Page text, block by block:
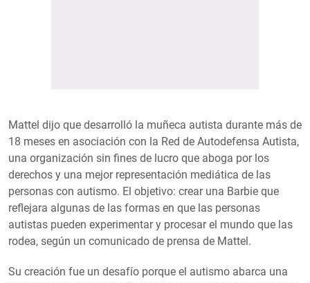
Mattel dijo que desarrolló la muñeca autista durante más de
18 meses en asociación con la Red de Autodefensa Autista,
una organización sin fines de lucro que aboga por los
derechos y una mejor representación mediática de las
personas con autismo. El objetivo: crear una Barbie que
reflejara algunas de las formas en que las personas
autistas pueden experimentar y procesar el mundo que las
rodea, según un comunicado de prensa de Mattel.
Su creación fue un desafío porque el autismo abarca una